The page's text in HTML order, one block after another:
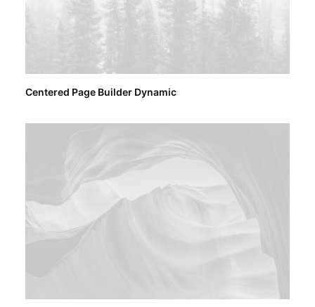
Centered Page Builder Dynamic